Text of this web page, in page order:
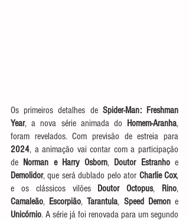
Os primeiros detalhes de Spider-Man: Freshman
Year, a nova série animada do Homem-Aranha,
2024, a animação vai contar com a participação
de Norman e Harry Osborn, Doutor Estranho
Demolidor, que será dublado pelo ator Charlie Cox,
e os clássicos vilões Doutor Octopus, Rino
Camaleão, Escorpião, Tarantula, Speed Demon
Unicórnio. A série já foi renovada para um segundo